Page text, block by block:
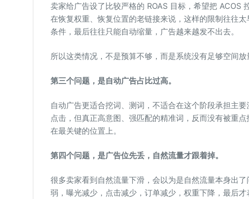
卖家给广告设了比较严格的 ROAS 目标，希望把 ACOS
在恢复权重、恢复位置的老链接来说，这样的限制往往
条件，最后往往只能自动缩量，广告越来越发不出去。
所以这类情况，不是预算不够，而是系统没有足够空间放
第三个问题，是自动广告占比过高。
自动广告更适合挖词、测词，不适合在这个阶段承担主
点击，但真正高意图、强匹配的精准词，反而没有被重
在最关键的位置上。
第四个问题，是广告位先丢，自然流量才跟着掉。
很多卖家看到自然流量下滑，会以为是自然流量本身出
弱，曝光减少，点击减少，订单减少，权重下降，最后才